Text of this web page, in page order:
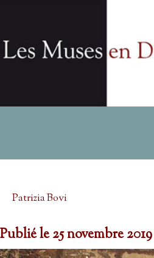
Patrizia Bovi
Publié le25 novembre 2019